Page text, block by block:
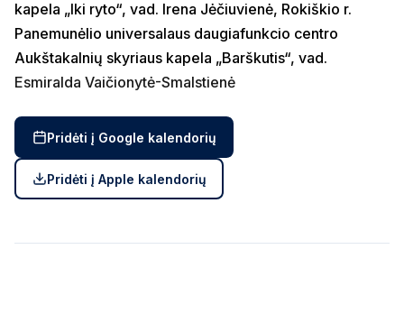
kapela „Iki ryto“, vad. Irena Jėčiuvienė, Rokiškio r.
Panemunėlio universalaus daugiafunkcio centro
Aukštakalnių skyriaus kapela „Barškutis“, vad.
Esmiralda Vaičionytė-Smalstienė
Pridėti į Google kalendorių
Pridėti į Apple kalendorių